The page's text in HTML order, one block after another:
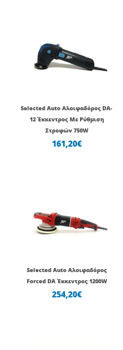
Selected Auto Αλοιφαδόρος DA-
12 Έκκεντρος Με Ρύθμιση
Στροφών 750W
161,20€
Selected Auto Αλοιφαδόρος
Forced DA Έκκεντρος 1200W
254,20€